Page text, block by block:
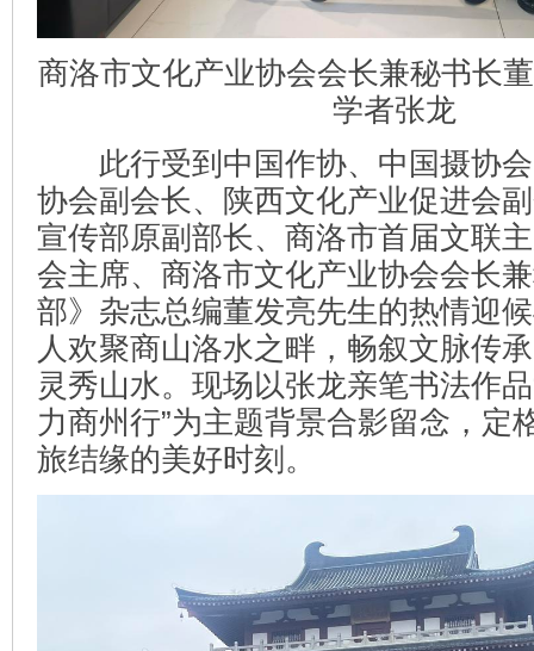
商洛市文化产业协会会长兼秘书长
学者张龙
此行受到中国作协、中国摄协会
协会副会长、陕西文化产业促进会
宣传部原副部长、商洛市首届文联
会主席、商洛市文化产业协会会长
部》杂志总编董发亮先生的热情迎
人欢聚商山洛水之畔，畅叙文脉传
灵秀山水。现场以张龙亲笔书法作品
力商州行”为主题背景合影留念，定
旅结缘的美好时刻。